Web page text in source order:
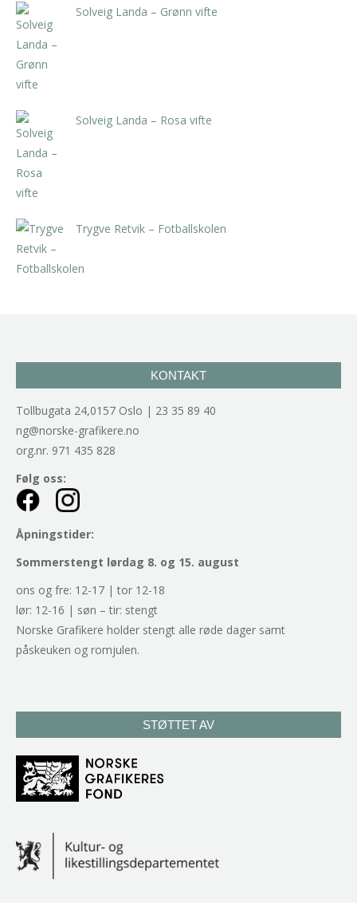
Solveig Landa – Grønn vifte
Solveig Landa – Rosa vifte
Trygve Retvik – Fotballskolen
KONTAKT
Tollbugata 24,0157 Oslo | 23 35 89 40
ng@norske-grafikere.no
org.nr. 971 435 828
Følg oss:
Åpningstider:
Sommerstengt lørdag 8. og 15. august
ons og fre: 12-17 | tor 12-18
lør: 12-16 | søn – tir: stengt
Norske Grafikere holder stengt alle røde dager samt
påskeuken og romjulen.
STØTTET AV